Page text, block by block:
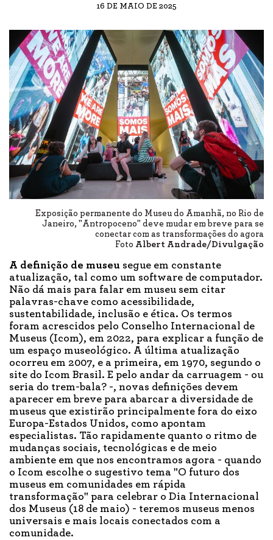
16 DE MAIO DE 2025
Exposição permanente do Museu do Amanhã, no Rio de
Janeiro, "Antropoceno" deve mudar em breve para se
conectar com as transformações do agora
Foto Albert Andrade/Divulgação
A definição de museu segue em constante
atualização, tal como um software de computador.
Não dá mais para falar em museu sem citar
palavras-chave como acessibilidade,
sustentabilidade, inclusão e ética. Os termos
foram acrescidos pelo Conselho Internacional de
Museus (Icom), em 2022, para explicar a função de
um espaço museológico. A última atualização
ocorreu em 2007, e a primeira, em 1970, segundo o
site do Icom Brasil. E pelo andar da carruagem - ou
seria do trem-bala? -, novas definições devem
aparecer em breve para abarcar a diversidade de
museus que existirão principalmente fora do eixo
Europa-Estados Unidos, como apontam
especialistas. Tão rapidamente quanto o ritmo de
mudanças sociais, tecnológicas e de meio
ambiente em que nos encontramos agora - quando
o Icom escolhe o sugestivo tema "O futuro dos
museus em comunidades em rápida
transformação" para celebrar o Dia Internacional
dos Museus (18 de maio) - teremos museus menos
universais e mais locais conectados com a
comunidade.